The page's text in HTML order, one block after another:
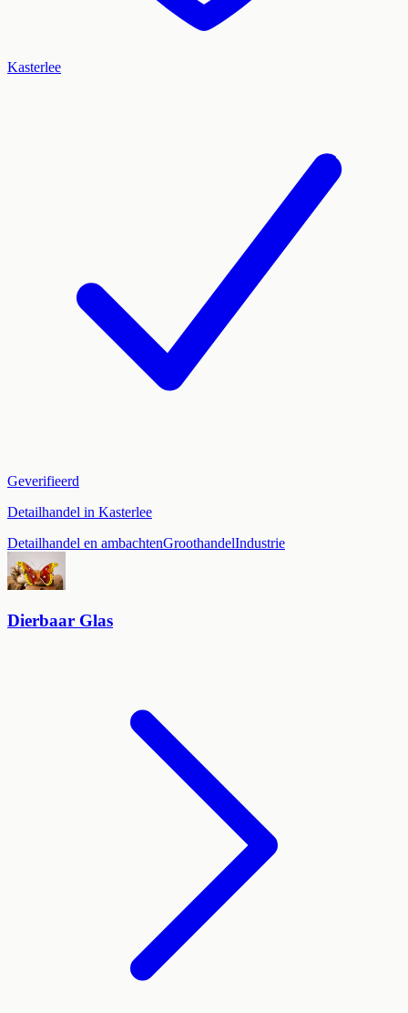
Kasterlee
Geverifieerd
Detailhandel in Kasterlee
Detailhandel en ambachtenGroothandelIndustrie
Dierbaar Glas